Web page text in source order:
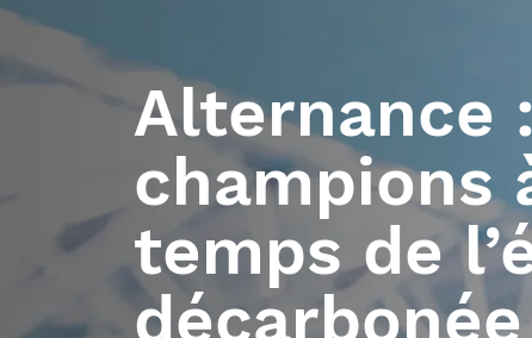
Alternance
champions
temps de
décarbonée